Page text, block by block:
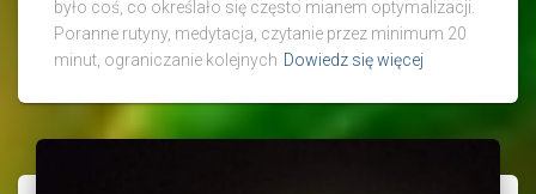
było coś, co określało się często mianem optymalizacji.
Poranne rutyny, medytacja, czytanie przez minimum 20
minut, ograniczanie kolejnych Dowiedz się więcej